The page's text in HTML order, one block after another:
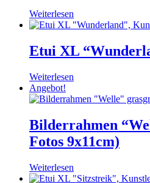
Weiterlesen
Etui XL
Weiterlesen
Angebot!
Bilderrahmen
Fotos 9x11cm)
Weiterlesen